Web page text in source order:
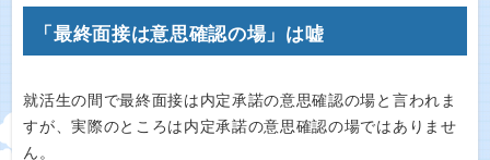
「最終面接は意思確認の場」は嘘
就活生の間で最終面接は内定承諾の意思確認の場と言われま
すが、実際のところは内定承諾の意思確認の場ではありませ
ん。